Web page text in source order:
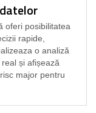
oferi posibilitatea
rapide,
o analiză
și afișează
major pentru